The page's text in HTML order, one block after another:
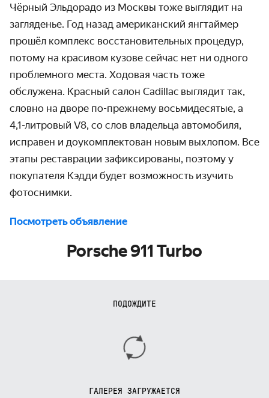
Чёрный Эльдорадо из Москвы тоже выглядит на
загляденье. Год назад американский янгтаймер
прошёл комплекс восстановительных процедур,
потому на красивом кузове сейчас нет ни одного
проблемного места. Ходовая часть тоже
обслужена. Красный салон Cadillac выглядит так,
словно на дворе по-прежнему восьмидесятые, а
4,1-литровый V8, со слов владельца автомобиля,
исправен и доукомплектован новым выхлопом. Все
этапы реставрации зафиксированы, поэтому у
покупателя Кэдди будет возможность изучить
фотоснимки.
Посмотреть объявление
Porsche 911 Turbo
ПОДОЖДИТЕ
ГАЛЕРЕЯ ЗАГРУЖАЕТСЯ